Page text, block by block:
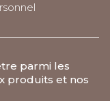
parmi les
produits et nos